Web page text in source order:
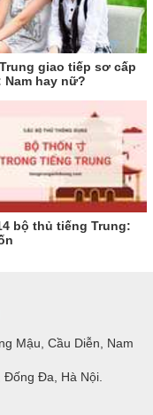
giao tiếp sơ cấp
Nam hay nữ?
bộ thủ tiếng Trung:
Mậu, Cầu Diễn, Nam
Đống Đa, Hà Nội.